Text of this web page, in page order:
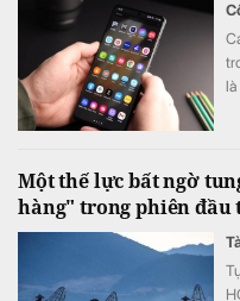
Một thế lực bất ngờ
hàng" trong phiên đầu